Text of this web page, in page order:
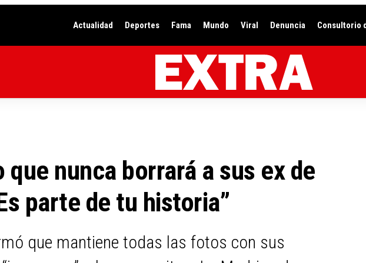
Actualidad Deportes Fama Mundo Viral Denuncia Consultorio
nunca borrará a sus ex de
parte de tu historia”
que mantiene todas las fotos con sus